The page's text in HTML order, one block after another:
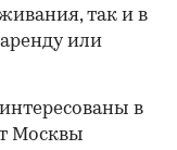
так и в
или
в
Москвы